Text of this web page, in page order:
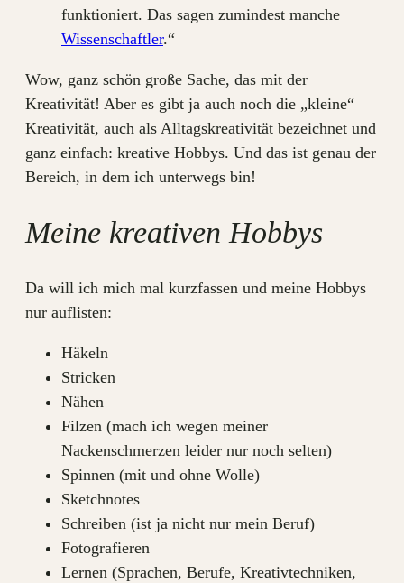
funktioniert. Das sagen zumindest manche
Wissenschaftler.“
Wow, ganz schön große Sache, das mit der
Kreativität! Aber es gibt ja auch noch die „kleine“
Kreativität, auch als Alltagskreativität bezeichnet und
ganz einfach: kreative Hobbys. Und das ist genau der
Bereich, in dem ich unterwegs bin!
Meine kreativen Hobbys
Da will ich mich mal kurzfassen und meine Hobbys
nur auflisten:
Häkeln
Stricken
Nähen
Filzen (mach ich wegen meiner
Nackenschmerzen leider nur noch selten)
Spinnen (mit und ohne Wolle)
Sketchnotes
Schreiben (ist ja nicht nur mein Beruf)
Fotografieren
Lernen (Sprachen, Berufe, Kreativtechniken,